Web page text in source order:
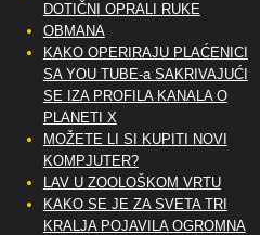
DOTIČNI OPRALI RUKE
OBMANA
KAKO OPERIRAJU PLAĆENICI
SA YOU TUBE-a SAKRIVAJUĆI
SE IZA PROFILA KANALA O
PLANETI X
MOŽETE LI SI KUPITI NOVI
KOMPJUTER?
LAV U ZOOLOŠKOM VRTU
KAKO SE JE ZA SVETA TRI
KRALJA POJAVILA OGROMNA